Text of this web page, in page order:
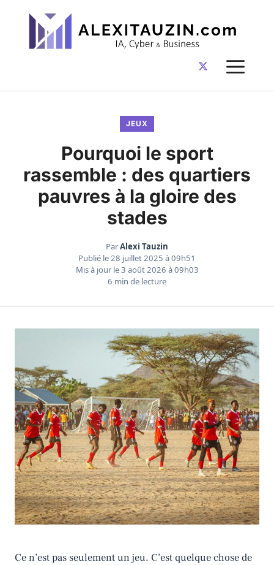
contenu
JEUX
Pourquoi le sport
rassemble : des quartiers
pauvres à la gloire des
stades
ParAlexi Tauzin
Publié le28 juillet 2025 à 09h51
Mis à jour le3 août 2026 à 09h03
6 min de lecture
Ce n’est pas seulement un jeu. C’est quelque chose de